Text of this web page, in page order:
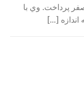
پرداخت. وي با
اندازه […]